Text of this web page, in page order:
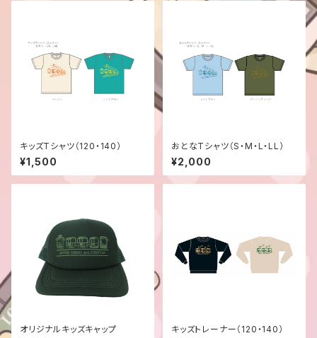
キッズTシャツ（120・140）
¥1,500
おとなTシャツ（S・M・L・LL）
¥2,000
オリジナルキッズキャップ キッズトレーナー（120・140）